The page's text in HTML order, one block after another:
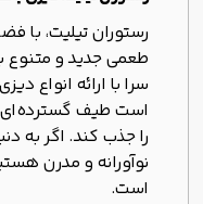
رستوران تیلیت، با
طعمی جدید و متنوع
سرا با ارائه انواع
است طیف گسترده‌ای
را جذب کند. اگر به
نوآورانه و مدرن
است.